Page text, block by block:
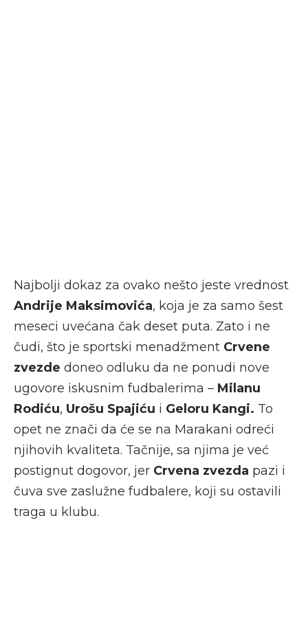
Najbolji dokaz za ovako nešto jeste vrednost
Andrije Maksimovića, koja je za samo šest
meseci uvećana čak deset puta. Zato i ne
čudi, što je sportski menadžment Crvene
zvezde doneo odluku da ne ponudi nove
ugovore iskusnim fudbalerima – Milanu
Rodiću, Urošu Spajiću i Geloru Kangi. To
opet ne znači da će se na Marakani odreći
njihovih kvaliteta. Tačnije, sa njima je već
postignut dogovor, jer Crvena zvezda pazi i
čuva sve zaslužne fudbalere, koji su ostavili
traga u klubu.